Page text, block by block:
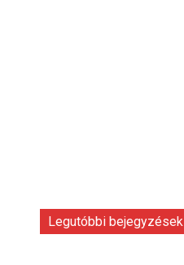
Legutóbbi bejegyzések